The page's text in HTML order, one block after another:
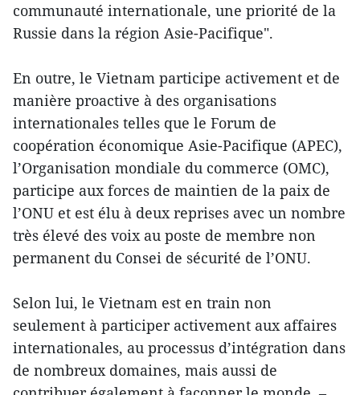
communauté internationale, une priorité de la
Russie dans la région Asie-Pacifique".
En outre, le Vietnam participe activement et de
manière proactive à des organisations
internationales telles que le Forum de
coopération économique Asie-Pacifique (APEC),
l’Organisation mondiale du commerce (OMC),
participe aux forces de maintien de la paix de
l’ONU et est élu à deux reprises avec un nombre
très élevé des voix au poste de membre non
permanent du Consei de sécurité de l’ONU.
Selon lui, le Vietnam est en train non
seulement à participer activement aux affaires
internationales, au processus d’intégration dans
de nombreux domaines, mais aussi de